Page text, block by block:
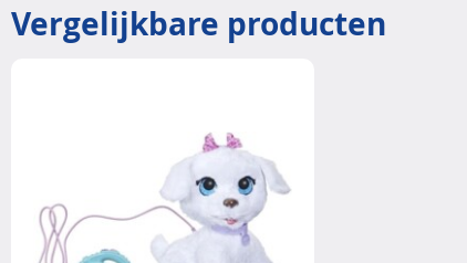
Vergelijkbare producten